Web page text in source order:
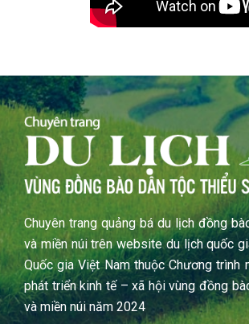
Chuyên trang quảng bá du lịch đồng
và miền núi trên website du lịch quốc
Quốc gia Việt Nam thuộc Chương trình
phát triển kinh tế – xã hội vùng đồng
và miền núi năm 2024